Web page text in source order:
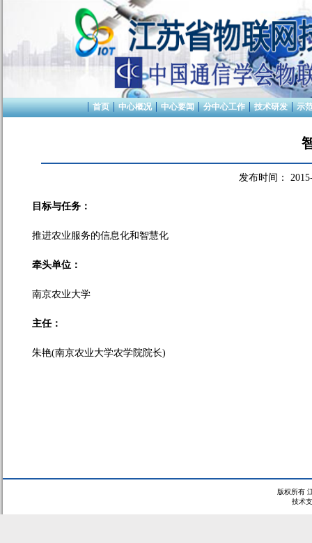
首页 中心概况 中心要闻 分中心工作 技术研发 示
发布时间：
目标与任务 ：
推进农业服务的信息化和智慧化
牵头单位：
南京农业大学
主任：
朱艳(南京农业大学农学院院长)
版权所有
技术